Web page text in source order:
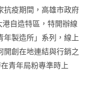
抗疫期間，高雄市政府
自造特區，特開辦線
年製造所」系列，線上
開創在地連結與行銷之
青年局粉專準時上